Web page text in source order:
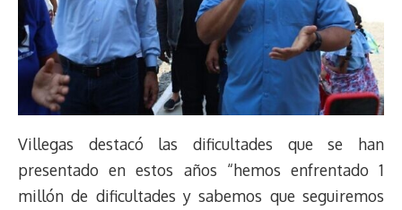
Villegas destacó las dificultades que se han
presentado en estos años “hemos enfrentado 1
millón de dificultades y sabemos que seguiremos